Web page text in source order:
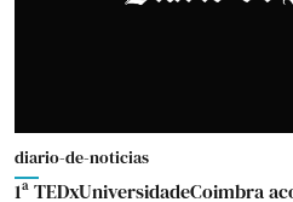
diario-de-noticias
1ª TEDxUniversidadeCoimbra